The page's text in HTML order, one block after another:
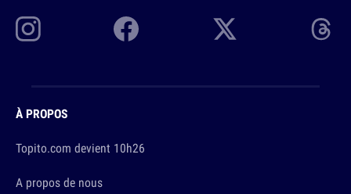
À PROPOS
Topito.com devient 10h26
A propos de nous